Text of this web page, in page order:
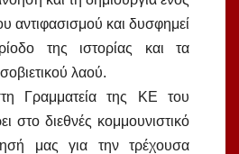
αντιφασισμού και δυσφημεί
της ιστορίας και τα
λαού.
Γραμματεία της ΚΕ του
στο διεθνές κομμουνιστικό
μας για την τρέχουσα